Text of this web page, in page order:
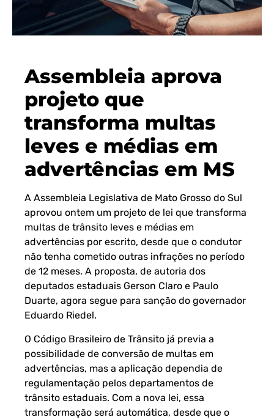
Assembleia aprova
projeto que
transforma multas
leves e médias em
advertências em MS
A Assembleia Legislativa de Mato Grosso do Sul
aprovou ontem um projeto de lei que transforma
multas de trânsito leves e médias em
advertências por escrito, desde que o condutor
não tenha cometido outras infrações no período
de 12 meses. A proposta, de autoria dos
deputados estaduais Gerson Claro e Paulo
Duarte, agora segue para sanção do governador
Eduardo Riedel.
O Código Brasileiro de Trânsito já previa a
possibilidade de conversão de multas em
advertências, mas a aplicação dependia de
regulamentação pelos departamentos de
trânsito estaduais. Com a nova lei, essa
transformação será automática, desde que o